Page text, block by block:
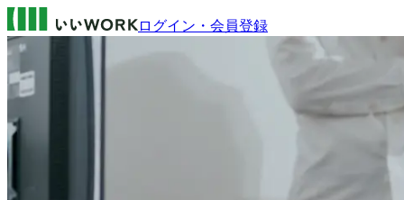
ログイン・会員登録